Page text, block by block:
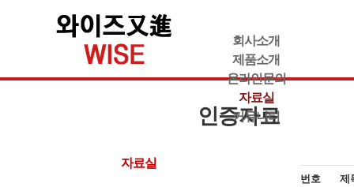
회사소개
제품소개
온라인문의
자료실
커뮤니티
인증자료
자료실
번호 제